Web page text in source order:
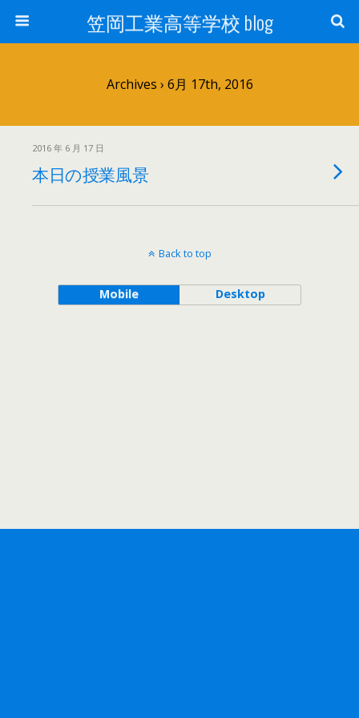
笠岡工業高等学校 blog
Archives › 6月 17th, 2016
2016 年 6 月 17 日
本日の授業風景
Back to top
Mobile Desktop